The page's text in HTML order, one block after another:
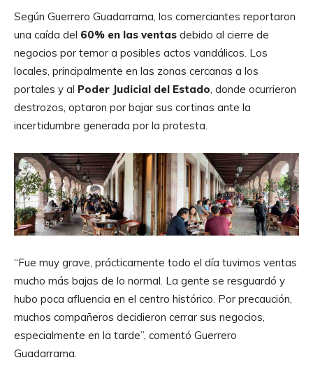
Según Guerrero Guadarrama, los comerciantes reportaron
una caída del 60% en las ventas debido al cierre de
negocios por temor a posibles actos vandálicos. Los
locales, principalmente en las zonas cercanas a los
portales y al Poder Judicial del Estado, donde ocurrieron
destrozos, optaron por bajar sus cortinas ante la
incertidumbre generada por la protesta.
“Fue muy grave, prácticamente todo el día tuvimos ventas
mucho más bajas de lo normal. La gente se resguardó y
hubo poca afluencia en el centro histórico. Por precaución,
muchos compañeros decidieron cerrar sus negocios,
especialmente en la tarde”, comentó Guerrero
Guadarrama.